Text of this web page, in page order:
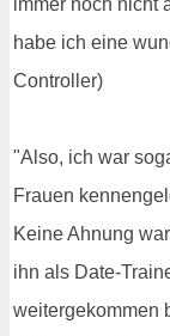
habe ich eine
Controller)
"Also, ich war
Frauen
Keine Ahnung
ihn als Date-
weitergekommen